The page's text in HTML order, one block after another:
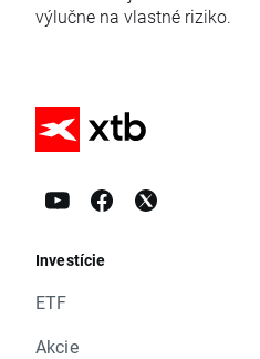
výlučne na vlastné riziko.
Investície
ETF
Akcie